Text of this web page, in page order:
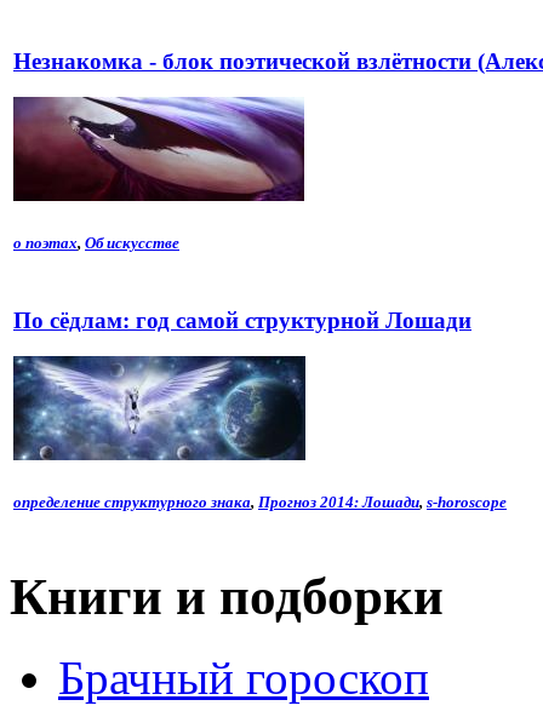
Незнакомка - блок поэтической взлётности
о поэтах, Об искусстве
По сёдлам: год самой структурной Лошади
определение структурного знака, Прогноз 2014: Лошади, s-horoscope
Книги и подборки
Брачный гороскоп